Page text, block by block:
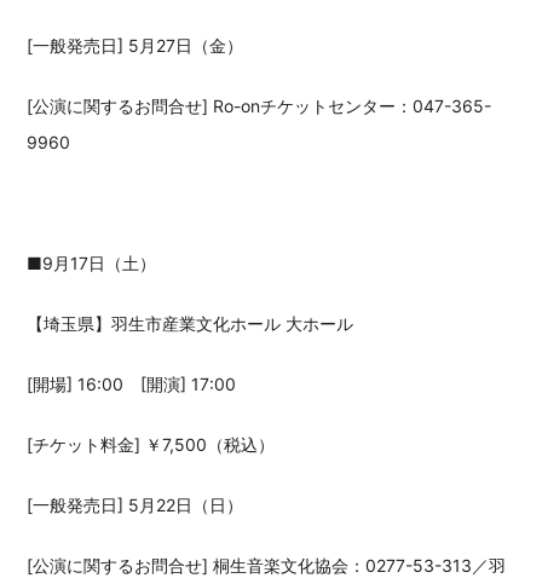
[一般発売日] 5月27日（金）
[公演に関するお問合せ] Ro-onチケットセンター：047-365-
9960
■9月17日（土）
【埼玉県】羽生市産業文化ホール 大ホール
[開場] 16:00 [開演] 17:00
[チケット料金] ￥7,500（税込）
[一般発売日] 5月22日（日）
[公演に関するお問合せ] 桐生音楽文化協会：0277-53-313／羽